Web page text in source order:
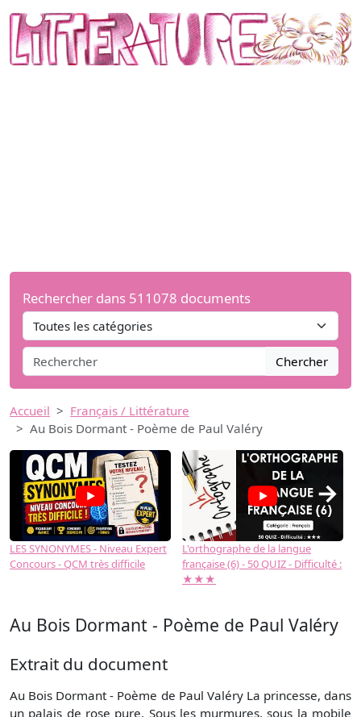
Rechercher dans 511078 documents
Chercher
Accueil
Français / Littérature
Au Bois Dormant - Poème de Paul Valéry
LES SYNONYMES - Niveau Expert
Concours - QCM très difficile
L'orthographe de la langue
française (6) - 50 QUIZ - Difficulté :
★★★
→
Au Bois Dormant - Poème de Paul Valéry
Extrait du document
Au Bois Dormant - Poème de Paul Valéry La princesse, dans
un palais de rose pure, Sous les murmures, sous la mobile